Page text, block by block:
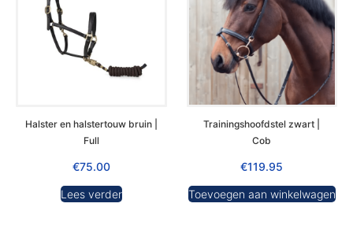
Halster en halstertouw bruin |
Full
€75.00
Lees verder
Trainingshoofdstel zwart |
Cob
€119.95
Toevoegen aan winkelwagen